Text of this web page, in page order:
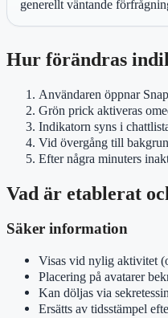
generellt väntande
Hur förändras
Användaren öppnar
Grön prick aktiveras
Indikatorn syns i
Vid övergång till
Efter några minuters
Vad är etablerat
Säker information
Visas vid nylig aktivitet
Placering på avatarer
Kan döljas via
Ersätts av tidsstämpel